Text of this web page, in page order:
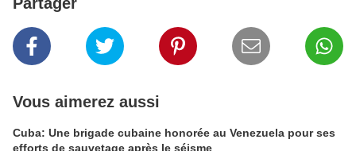
Vous aimerez aussi
Cuba: Une brigade cubaine honorée au Venezuela pour ses
efforts de sauvetage après le séisme